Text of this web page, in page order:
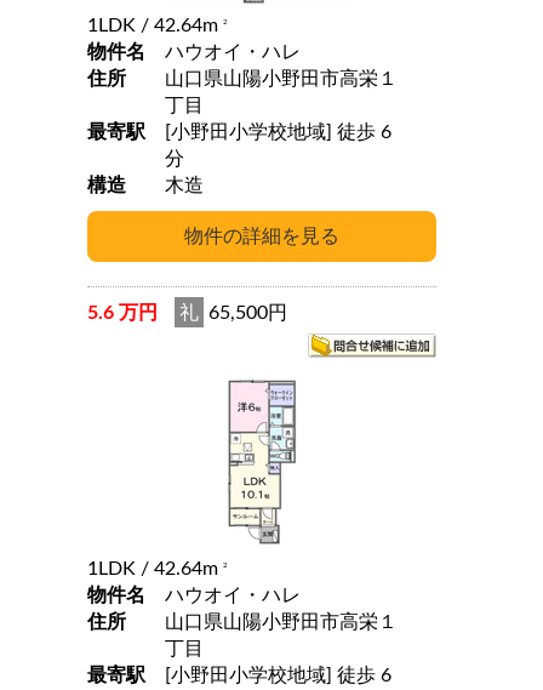
1LDK / 42.64m 2
物件名
ハウオイ・ハレ
住所
山口県山陽小野田市高栄１
丁目
最寄駅
[小野田小学校地域] 徒歩 6
分
構造
木造
5.6 万円 礼 65,500円
1LDK / 42.64m 2
物件名
ハウオイ・ハレ
住所
山口県山陽小野田市高栄１
丁目
最寄駅
[小野田小学校地域] 徒歩 6